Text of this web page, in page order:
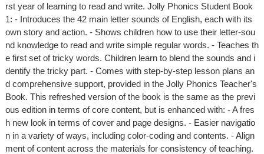
rst year of learning to read and write. Jolly Phonics Student Book
1: - Introduces the 42 main letter sounds of English, each with its
own story and action. - Shows children how to use their letter-sou
nd knowledge to read and write simple regular words. - Teaches th
e first set of tricky words. Children learn to blend the sounds and i
dentify the tricky part. - Comes with step-by-step lesson plans an
d comprehensive support, provided in the Jolly Phonics Teacher's
Book. This refreshed version of the book is the same as the previ
ous edition in terms of core content, but is enhanced with: - A fres
h new look in terms of cover and page designs. - Easier navigatio
n in a variety of ways, including color-coding and contents. - Align
ment of content across the materials for consistency of teaching.